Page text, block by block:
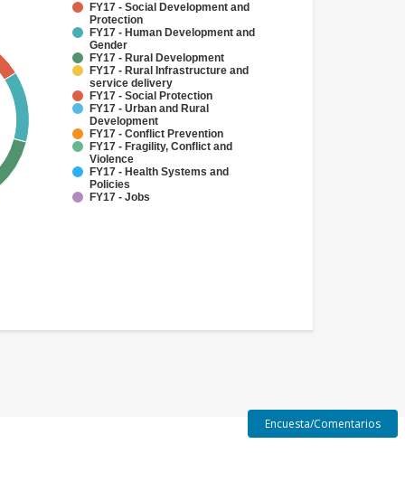
FY17 - Social Development and
Protection
FY17 - Human Development and
Gender
FY17 - Rural Development
FY17 - Rural Infrastructure and
service delivery
FY17 - Social Protection
FY17 - Urban and Rural
Development
FY17 - Conflict Prevention
FY17 - Fragility, Conflict and
Violence
FY17 - Health Systems and
Policies
FY17 - Jobs
Encuesta/Comentarios